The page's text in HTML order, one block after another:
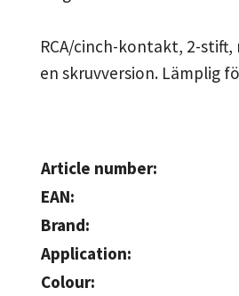
RCA/cinch-kontakt, 2-
en skruvversion.
Article number:
EAN:
Brand:
Application:
Colour: